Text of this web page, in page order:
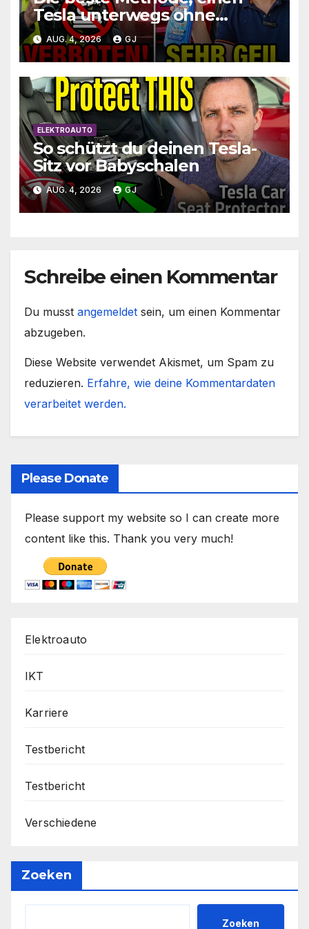
Tesla unterwegs ohne
Wasser zu waschen und zu
schützen
AUG. 4, 2026 GJ
ELEKTROAUTO
So schützt du deinen Tesla-
Sitz vor Babyschalen
AUG. 4, 2026 GJ
Schreibe einen Kommentar
Du musst angemeldet sein, um einen Kommentar
abzugeben.
Diese Website verwendet Akismet, um Spam zu
reduzieren. Erfahre, wie deine Kommentardaten
verarbeitet werden.
Please Donate
Please support my website so I can create more
content like this. Thank you very much!
Elektroauto
IKT
Karriere
Testbericht
Testbericht
Verschiedene
Zoeken
Zoeken